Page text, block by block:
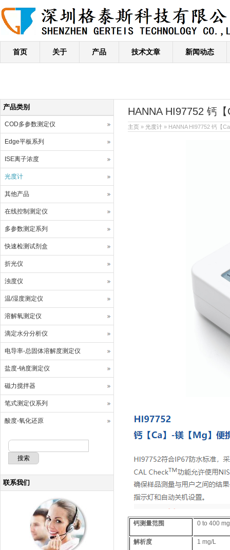
首页 关于 产品 技术文章 新闻动态
HANNA HI97752 钙
主页 » 光度计 » HANNA HI97752 钙【
钙测量范围 0 to 400
解析度 1 mg/L
产品类别
COD多参数测定仪
Edge平板系列
ISE离子浓度
光度计
其他产品
在线控制测定仪
多参数测定系列
快速检测试剂盒
折光仪
浊度仪
温/湿度测定仪
溶解氧测定仪
滴定水分分析仪
电导率-总固体溶解度测定仪
盐度-钠度测定仪
磁力搅拌器
笔式测定仪系列
酸度-氧化还原
联系我们